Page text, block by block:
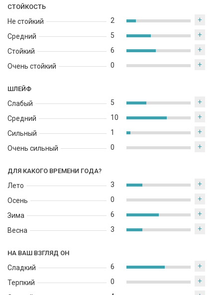
СТОЙКОСТЬ
Не стойкий
Средний
Стойкий
Очень стойкий
2 +
5 +
6 +
0 +
ШЛЕЙФ
Слабый
Средний
Сильный
Очень сильный
5 +
10 +
1 +
0 +
ДЛЯ КАКОГО ВРЕМЕНИ ГОДА?
Лето
Осень
Зима
Весна
3 +
0 +
6 +
3 +
НА ВАШ ВЗГЛЯД ОН
Сладкий
Терпкий
6 +
0 +